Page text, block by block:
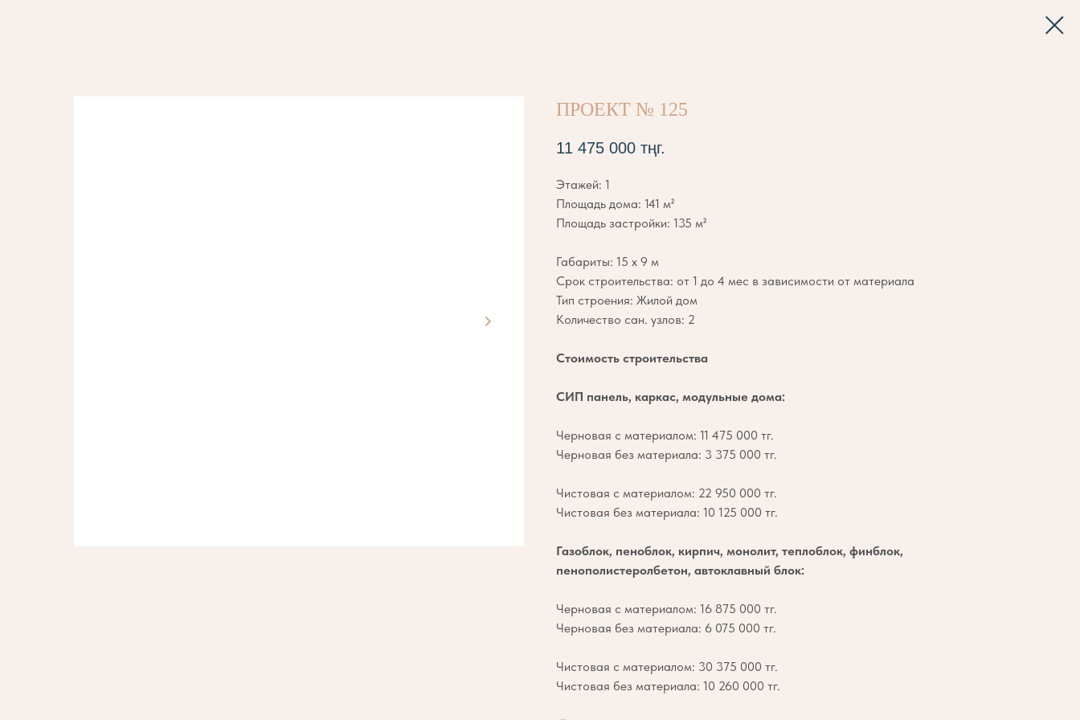
ПРОЕКТ № 125
11 475 000 тңг.
Этажей: 1
Площадь дома: 141 м²
Площадь застройки: 135 м²
Габариты: 15 х 9 м
Срок строительства: от 1 до 4 мес в зависимости от материала
Тип строения: Жилой дом
Количество сан. узлов: 2
Стоимость строительства
СИП панель, каркас, модульные дома:
Черновая с материалом: 11 475 000 тг.
Черновая без материала: 3 375 000 тг.
Чистовая с материалом: 22 950 000 тг.
Чистовая без материала: 10 125 000 тг.
Газоблок, пеноблок, кирпич, монолит, теплоблок, финблок,
пенополистеролбетон, автоклавный блок:
Черновая с материалом: 16 875 000 тг.
Черновая без материала: 6 075 000 тг.
Чистовая с материалом: 30 375 000 тг.
Чистовая без материала: 10 260 000 тг.